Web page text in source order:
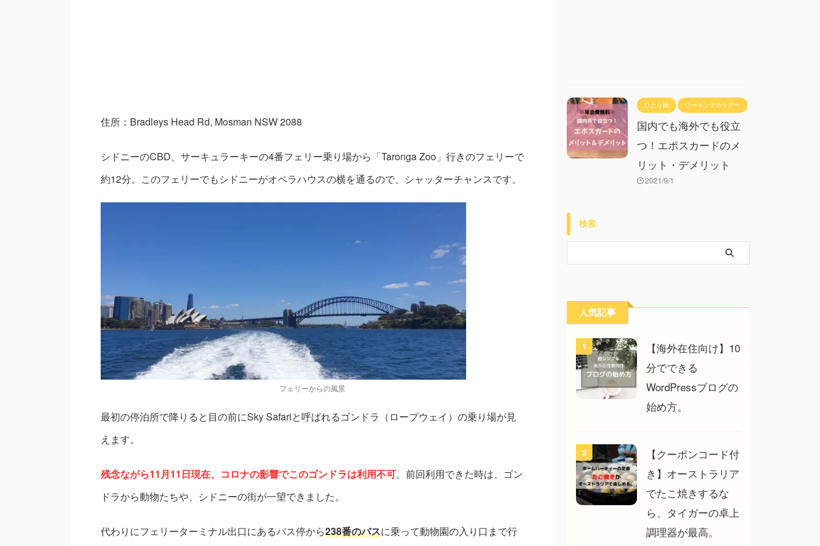
住所：Bradleys Head Rd, Mosman NSW 2088
シドニーのCBD、サーキュラーキーの4番フェリー乗り場から「Taronga Zoo」行きのフェリーで
約12分。このフェリーでもシドニーがオペラハウスの横を通るので、シャッターチャンスです。
フェリーからの風景
最初の停泊所で降りると目の前にSky Safariと呼ばれるゴンドラ（ロープウェイ）の乗り場が見
えます。
残念ながら11月11日現在、コロナの影響でこのゴンドラは利用不可。前回利用できた時は、ゴン
ドラから動物たちや、シドニーの街が一望できました。
代わりにフェリーターミナル出口にあるバス停から238番のバスに乗って動物園の入り口まで行
ひとり旅 ワーキングホリデー
国内でも海外でも役立
つ！エポスカードのメ
リット・デメリット
2021/9/1
検索
人気記事
1
【海外在住向け】10
分でできる
WordPressブログの
始め方。
2
【クーポンコード付
き】オーストラリア
でたこ焼きするな
ら、タイガーの卓上
調理器が最高。